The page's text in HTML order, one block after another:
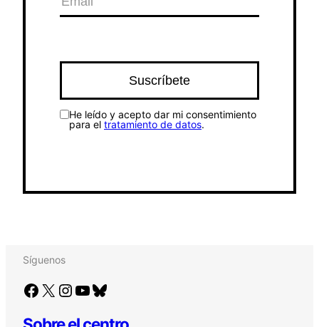
He leído y acepto dar mi consentimiento
para el tratamiento de datos.
Síguenos
Facebook X Instagram YouTube Bluesky